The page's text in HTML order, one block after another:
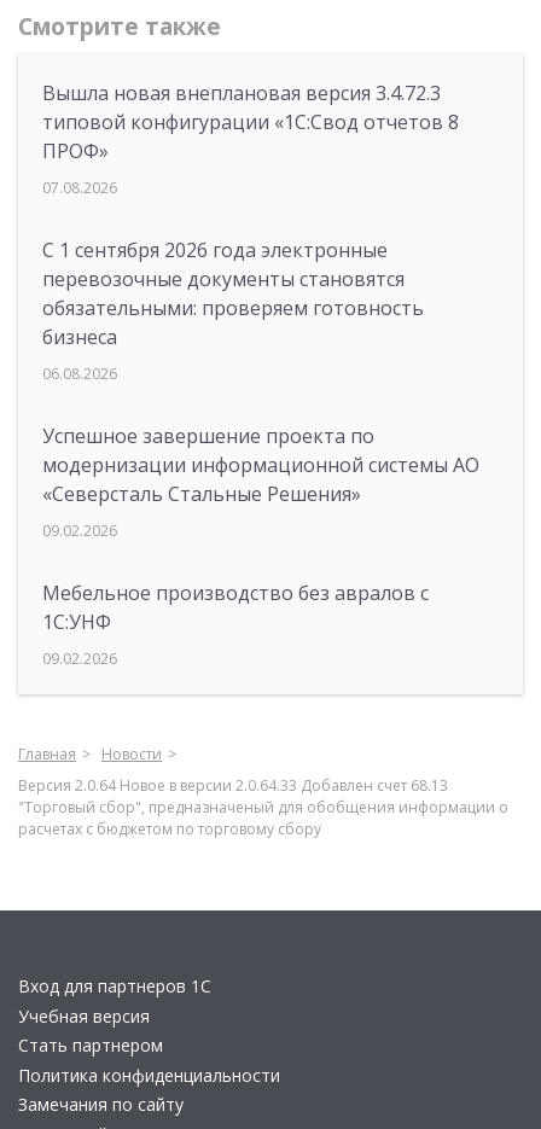
Смотрите также
Вышла новая внеплановая версия 3.4.72.3
типовой конфигурации «1C:Свод отчетов 8
ПРОФ»
07.08.2026
С 1 сентября 2026 года электронные
перевозочные документы становятся
обязательными: проверяем готовность
бизнеса
06.08.2026
Успешное завершение проекта по
модернизации информационной системы АО
«Северсталь Стальные Решения»
09.02.2026
Мебельное производство без авралов с
1С:УНФ
09.02.2026
Главная
Новости
Версия 2.0.64 Новое в версии 2.0.64.33 Добавлен счет 68.13
"Торговый сбор", предназначеный для обобщения информации о
расчетах с бюджетом по торговому сбору
Вход для партнеров 1С
Учебная версия
Стать партнером
Политика конфиденциальности
Замечания по сайту